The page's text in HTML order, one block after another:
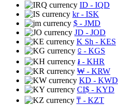
ID - IQD
kr- ISK
$ - JMD
JD - JOD
K Sh - KES
⃀ - KGS
៛ - KHR
₩ - KRW
KD - KWD
CI$ - KYD
₸ - KZT